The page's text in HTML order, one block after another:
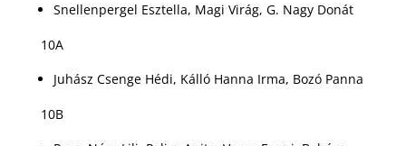
Snellenpergel Esztella, Magi Virág, G. Nagy Donát
10A
Juhász Csenge Hédi, Kálló Hanna Irma, Bozó Panna
10B